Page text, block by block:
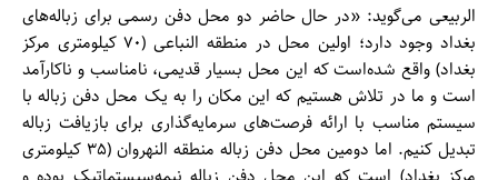
الربیعی می‌گوید: «در حال حاضر دو محل دفن رسمی برای زباله‌های
بغداد وجود دارد؛ اولین محل در منطقه النباعی (۷۰ کیلومتری مرکز
بغداد) واقع شده‌است که این محل بسیار قدیمی، نامناسب و ناکارآمد
است و ما در تلاش هستیم که این مکان را به یک محل دفن زباله با
سیستم مناسب با ارائه فرصت‌های سرمایه‌گذاری برای بازیافت زباله
تبدیل کنیم. اما دومین محل دفن زباله منطقه النهروان (۳۵ کیلومتری